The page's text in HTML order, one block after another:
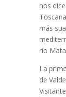
nos
más
río
La
de